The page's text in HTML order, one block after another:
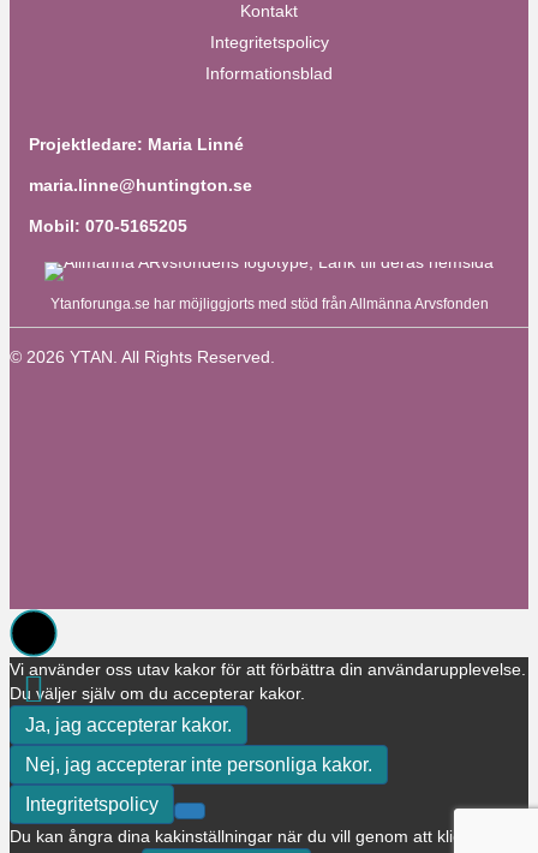
Kontakt
Integritetspolicy
Informationsblad
Projektledare: Maria Linné
maria.linne@huntington.se
Mobil: 070-5165205
Ytanforunga.se har möjliggjorts med stöd från Allmänna Arvsfonden
© 2026 YTAN. All Rights Reserved.
Vi använder oss utav kakor för att förbättra din användarupplevelse.
Du väljer själv om du accepterar kakor.
Ja, jag accepterar kakor.
Nej, jag accepterar inte personliga kakor.
Integritetspolicy
Du kan ångra dina kakinställningar när du vill genom att klicka på